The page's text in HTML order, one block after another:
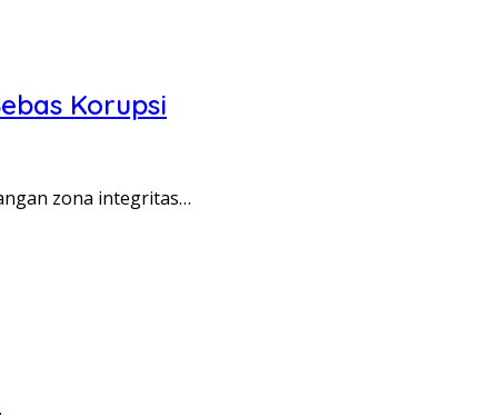
Korupsi
zona integritas…